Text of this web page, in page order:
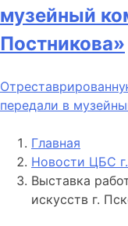
музейный
Постникова»
передали в
Главная
Новости ЦБС
Выставка
искусств г.